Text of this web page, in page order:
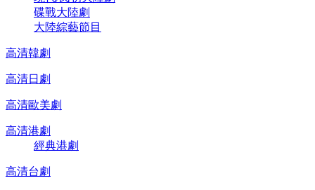
碟戰大陸劇
大陸綜藝節目
高清韓劇
高清日劇
高清歐美劇
高清港劇
經典港劇
高清台劇